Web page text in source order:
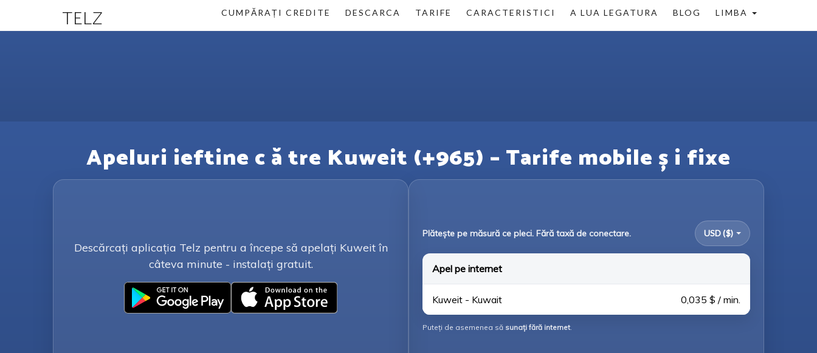
TELZ CUMPĂRAȚI CREDITE DESCARCA TARIFE CARACTERISTICI A LUA LEGATURA BLOG LIMBA
Apeluri ieftine c ă tre Kuweit (+965) – Tarife mobile ș i fixe
Descărcați aplicația Telz pentru a începe să apelați Kuweit în
câteva minute - instalați gratuit.
Plătește pe măsură ce pleci. Fără taxă de conectare. USD ($)
Apel pe internet
Kuweit - Kuwait 0,035 $ / min.
Puteți de asemenea să sunați fără internet